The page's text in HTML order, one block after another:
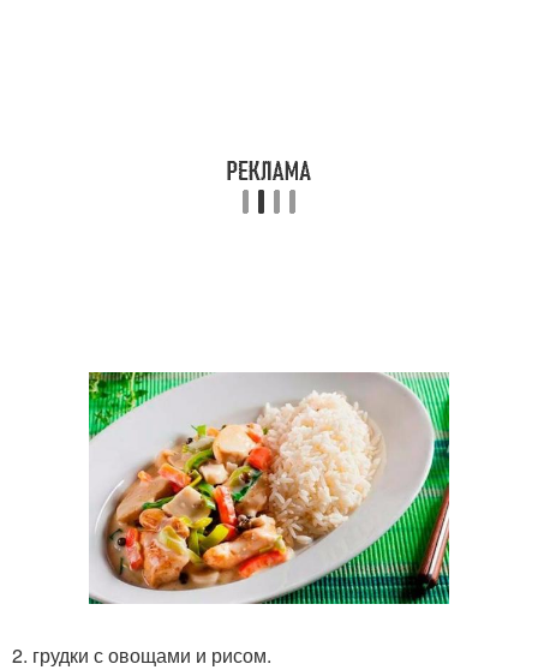
2. грудки с овощами и рисом.